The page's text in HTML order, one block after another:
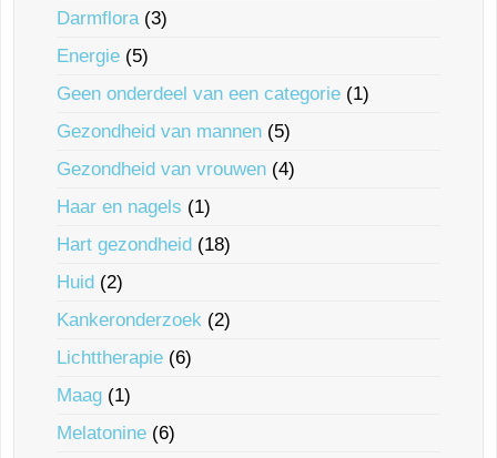
Darmflora (3)
Energie (5)
Geen onderdeel van een categorie (1)
Gezondheid van mannen (5)
Gezondheid van vrouwen (4)
Haar en nagels (1)
Hart gezondheid (18)
Huid (2)
Kankeronderzoek (2)
Lichttherapie (6)
Maag (1)
Melatonine (6)